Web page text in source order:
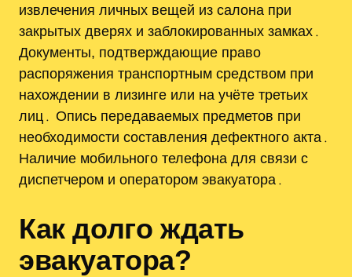
извлечения личных вещей из салона при
закрытых дверях и заблокированных замках․
Документы, подтверждающие право
распоряжения транспортным средством при
нахождении в лизинге или на учёте третьих
лиц․ Опись передаваемых предметов при
необходимости составления дефектного акта․
Наличие мобильного телефона для связи с
диспетчером и оператором эвакуатора․
Как долго ждать
эвакуатора?